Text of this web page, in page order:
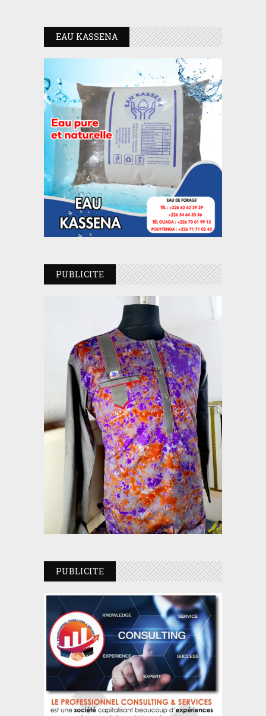
EAU KASSENA
PUBLICITE
PUBLICITE